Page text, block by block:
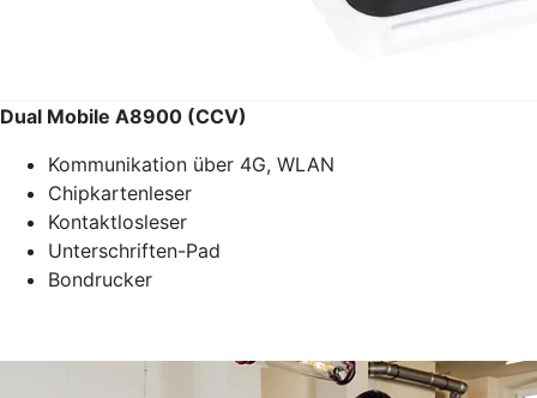
Dual Mobile A8900 (CCV)
Kommunikation über 4G, WLAN
Chipkartenleser
Kontaktlosleser
Unterschriften-Pad
Bondrucker